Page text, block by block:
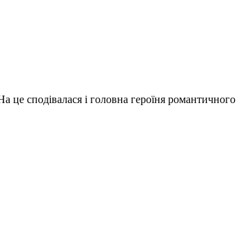
сподівалася і головна героїня романтичного